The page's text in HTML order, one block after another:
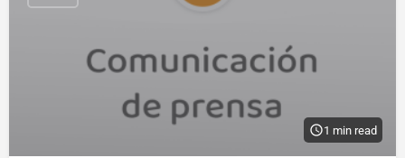
1 min read